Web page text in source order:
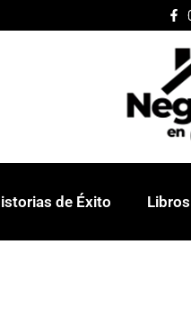
de Éxito Libros